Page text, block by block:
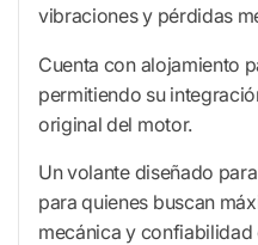
vibraciones y pérdidas
Cuenta con alojamiento
permitiendo su
original del motor.
Un volante diseñado
para quienes buscan
mecánica y